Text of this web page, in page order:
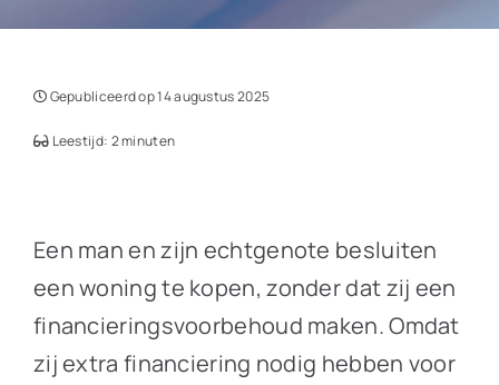
Gepubliceerd op 14 augustus 2025
Leestijd: 2 minuten
Een man en zijn echtgenote besluiten
een woning te kopen, zonder dat zij een
financieringsvoorbehoud maken. Omdat
zij extra financiering nodig hebben voor